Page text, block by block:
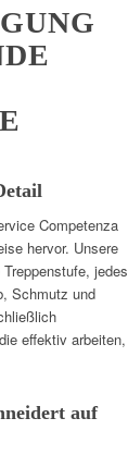
Competenza
hervor. Unsere
jedes
Schmutz und
effektiv arbeiten,
auf